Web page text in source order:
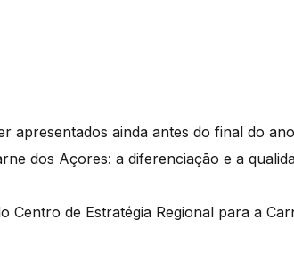
apresentados ainda antes do final do
dos Açores: a diferenciação e a
Centro de Estratégia Regional para a